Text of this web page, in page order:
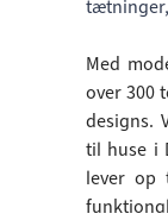
Med
over 300
designs.
til huse i
lever op